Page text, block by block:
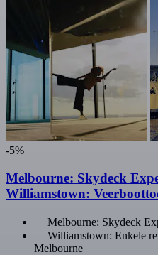
-5%
Melbourne: Skydeck
Williamstown:
Melbourne: Skydeck
Williamstown: Enkele
Melbourne